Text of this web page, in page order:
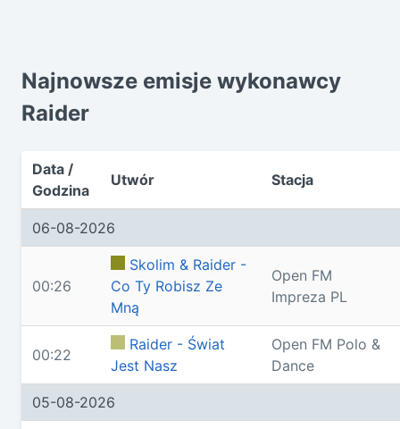
Najnowsze emisje wykonawcy
Raider
Data /
Godzina
Utwór Stacja
06-08-2026
00:26
Skolim & Raider -
Co Ty Robisz Ze
Mną
Open FM
Impreza PL
00:22
Raider - Świat
Jest Nasz
Open FM Polo &
Dance
05-08-2026